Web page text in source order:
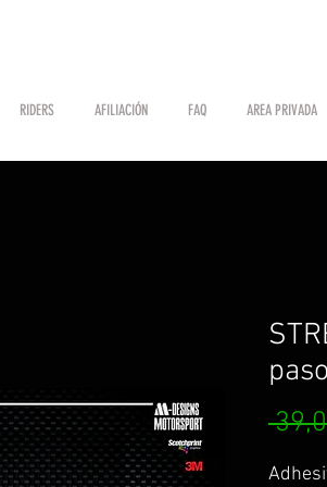
RIDERS AFILIACIÓN FAQ AREA PRIVADA